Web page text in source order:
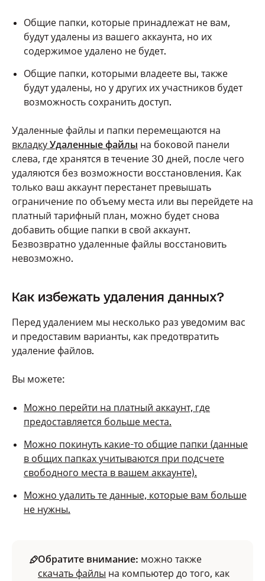
Общие папки, которые принадлежат не вам,
будут удалены из вашего аккаунта, но их
содержимое удалено не будет.
Общие папки, которыми владеете вы, также
будут удалены, но у других их участников будет
возможность сохранить доступ.
Удаленные файлы и папки перемещаются на
вкладку Удаленные файлы на боковой панели
слева, где хранятся в течение 30 дней, после чего
удаляются без возможности восстановления. Как
только ваш аккаунт перестанет превышать
ограничение по объему места или вы перейдете на
платный тарифный план, можно будет снова
добавить общие папки в свой аккаунт.
Безвозвратно удаленные файлы восстановить
невозможно.
Как избежать удаления данных?
Перед удалением мы несколько раз уведомим вас
и предоставим варианты, как предотвратить
удаление файлов.
Вы можете:
Можно перейти на платный аккаунт, где
предоставляется больше места.
Можно покинуть какие-то общие папки (данные
в общих папках учитываются при подсчете
свободного места в вашем аккаунте).
Можно удалить те данные, которые вам больше
не нужны.
Обратите внимание: можно также
скачать файлы на компьютер до того, как